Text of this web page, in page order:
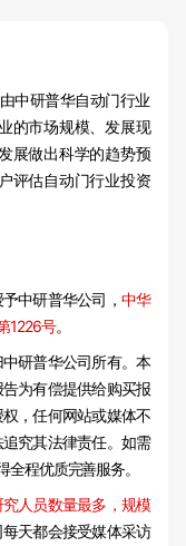
中研普华自动门行业
的市场规模、发展现
展做出科学的趋势预
评估自动门行业投资
中研普华公司， 中华
1226号。
研普华公司所有。本
为有偿提供给购买报
，任何网站或媒体不
究其法律责任。如需
程优质完善服务。
人员数量最多，规模
天都会接受媒体采访